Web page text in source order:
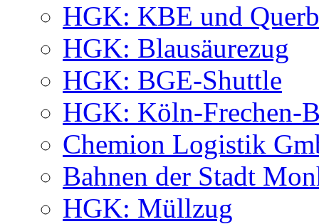
HGK: KBE und
HGK: Blausäurezug
HGK: BGE-Shuttle
HGK: Köln-Frechen-
Chemion Logistik
Bahnen der Stadt
HGK: Müllzug